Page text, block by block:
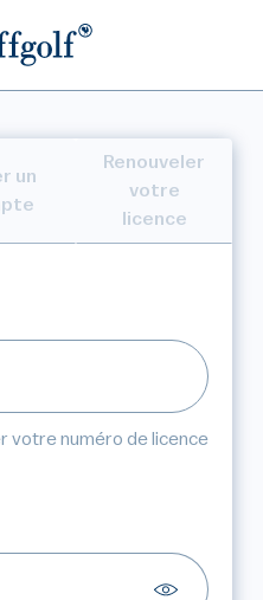
un
Renouveler
votre
licence
votre numéro de licence